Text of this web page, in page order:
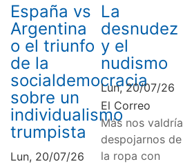
España vs
Argentina
o el triunfo
de la
socialdemocracia
sobre un
individualismo
trumpista
Lun, 20/07/26
La
desnudez
y el
nudismo
Lun, 20/07/26
El Correo
Más nos valdría
despojarnos de
la ropa con